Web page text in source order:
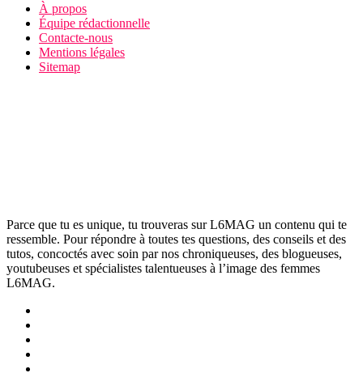
À propos
Équipe rédactionnelle
Contacte-nous
Mentions légales
Sitemap
Parce que tu es unique, tu trouveras sur L6MAG un contenu qui te
ressemble. Pour répondre à toutes tes questions, des conseils et des
tutos, concoctés avec soin par nos chroniqueuses, des blogueuses,
youtubeuses et spécialistes talentueuses à l’image des femmes
L6MAG.